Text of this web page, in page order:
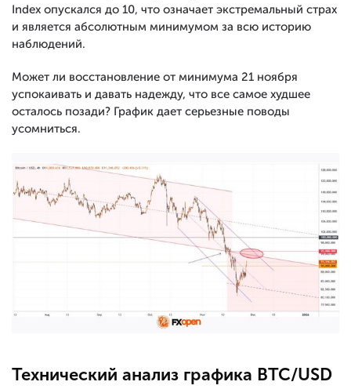
Index опускался до 10, что означает экстремальный страх
и является абсолютным минимумом за всю историю
наблюдений.
Может ли восстановление от минимума 21 ноября
успокаивать и давать надежду, что все самое худшее
осталось позади? График дает серьезные поводы
усомниться.
Технический анализ графика BTC/USD